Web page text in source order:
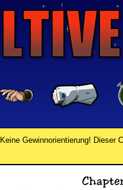
Keine Gewinnorientierung! Dieser